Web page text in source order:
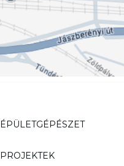
ÉPÜLETGÉPÉSZET
PROJEKTEK